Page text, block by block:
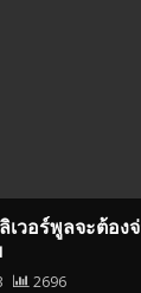
เวอร์พูลจะต้อง
2696